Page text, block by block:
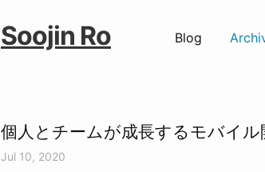
Soojin Ro Blog
個人とチームが成長するモバイル
Jul 10, 2020